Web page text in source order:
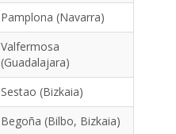
Pamplona (Navarra)
Valfermosa
(Guadalajara)
Sestao (Bizkaia)
Begoña (Bilbo, Bizkaia)